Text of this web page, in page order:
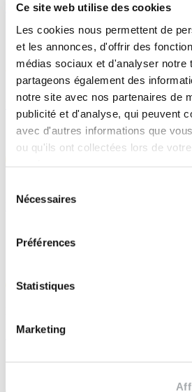
Ce site web utilise des cookies
Les cookies nous permettent de
et les annonces, d'offrir des
médias sociaux et d'analyser notre
partageons également des
notre site avec nos partenaires de
publicité et d'analyse, qui peuvent
avec d'autres informations que
ou qu'ils ont collectées lors de
Nécessaires
Préférences
Statistiques
Marketing
La pluridisciplinarité de nos métiers
La force de nos équipes
La proximité de nos agences
Réaliser votre devis sur mygeo.fr